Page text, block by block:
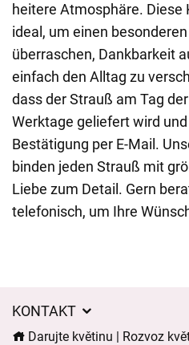
heitere Atmosphäre. Diese
ideal, um einen
überraschen, Dankbarkeit
einfach den Alltag zu
dass der Strauß am Tag
Werktage geliefert wird
Bestätigung per E-Mail.
binden jeden Strauß mit
Liebe zum Detail. Gern
telefonisch, um Ihre
KONTAKT
Darujte květinu | Rozvoz